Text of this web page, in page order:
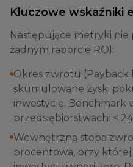
Kluczowe wskaźniki
Następujące metryki
żadnym raporcie ROI:
Okres zwrotu (Payback
skumulowane zyski
inwestycję. Benchmark
przedsiębiorstwach: <
Wewnętrzna stopa
procentowa, przy